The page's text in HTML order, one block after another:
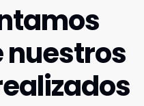
nuestros